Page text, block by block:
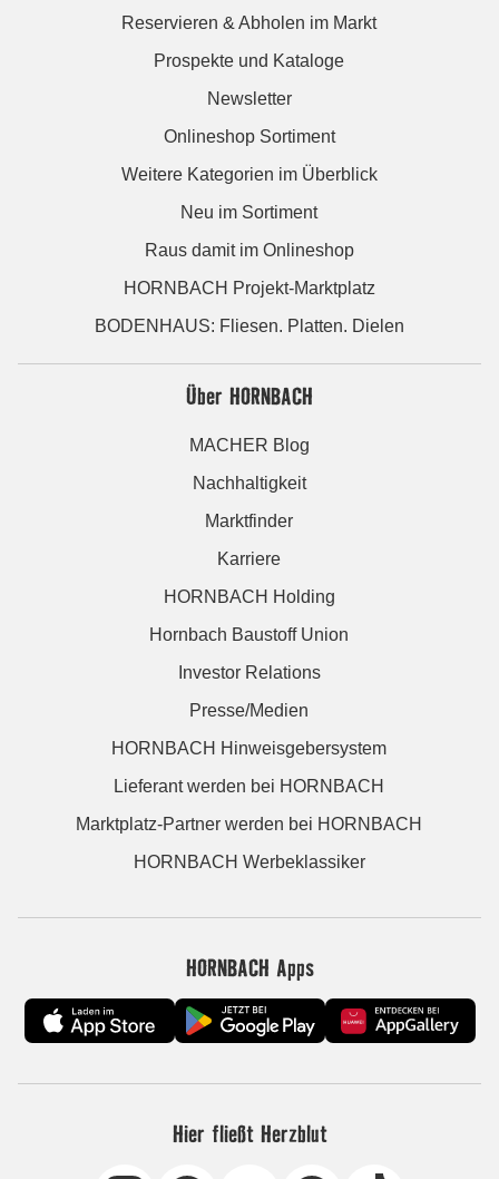
Reservieren & Abholen im Markt
Prospekte und Kataloge
Newsletter
Onlineshop Sortiment
Weitere Kategorien im Überblick
Neu im Sortiment
Raus damit im Onlineshop
HORNBACH Projekt-Marktplatz
BODENHAUS: Fliesen. Platten. Dielen
Über HORNBACH
MACHER Blog
Nachhaltigkeit
Marktfinder
Karriere
HORNBACH Holding
Hornbach Baustoff Union
Investor Relations
Presse/Medien
HORNBACH Hinweisgebersystem
Lieferant werden bei HORNBACH
Marktplatz-Partner werden bei HORNBACH
HORNBACH Werbeklassiker
HORNBACH Apps
Hier fließt Herzblut